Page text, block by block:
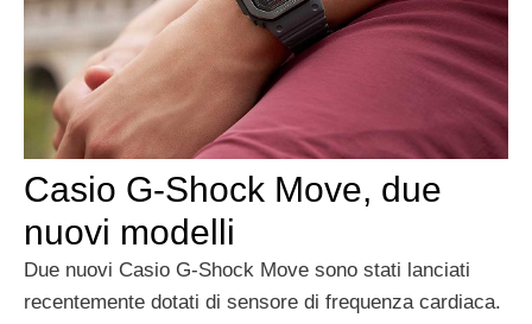
Casio G-Shock Move, due
nuovi modelli
Due nuovi Casio G-Shock Move sono stati lanciati
recentemente dotati di sensore di frequenza cardiaca.